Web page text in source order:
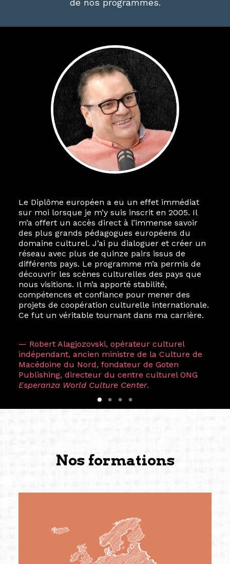
de nos programmes.
Le Diplôme européen a eu un effet immédiat
sur moi lorsque je m’y suis inscrit en 2005. Il
m’a offert un accès direct à l’immense savoir
des plus grands pédagogues européens du
domaine culturel. J’ai pu dialoguer et créer un
réseau avec plus de quinze pairs issus de
différents pays. Le programme m’a permis de
découvrir les scènes culturelles des pays que
nous visitions. Il m’a apporté stabilité,
compétences et confiance pour mener des
projets de coopération culturelle internationale.
Ce fut un véritable tournant dans ma carrière.
— Robert Alagjozovski, opérateur culturel
indépendant, ancien ministre de la Culture de
Macédoine du Nord, fondateur de Goten
Publishing, directeur du centre culturel ONG
Esperanza World Culture Center.
Nos formations